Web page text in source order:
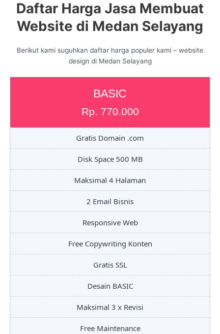
Daftar Harga Jasa Membuat
Website di Medan Selayang
Berikut kami suguhkan daftar harga populer kami – website
design di Medan Selayang
BASIC
Rp. 770.000
Gratis Domain .com
Disk Space 500 MB
Maksimal 4 Halaman
2 Email Bisnis
Responsive Web
Free Copywriting Konten
Gratis SSL
Desain BASIC
Maksimal 3 x Revisi
Free Maintenance